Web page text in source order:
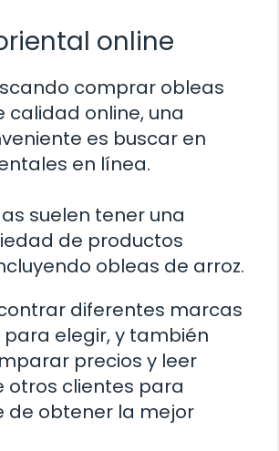
online
comprar obleas
calidad online, una
es buscar en
en línea.
suelen tener una
de productos
obleas de arroz.
diferentes marcas
elegir, y también
precios y leer
otros clientes para
de obtener la mejor